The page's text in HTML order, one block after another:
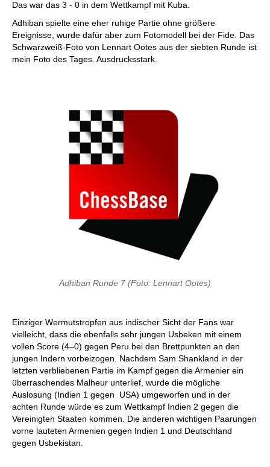
Das war das 3 - 0 in dem Wettkampf mit Kuba.
Adhiban spielte eine eher ruhige Partie ohne größere
Ereignisse, wurde dafür aber zum Fotomodell bei der Fide. Das
Schwarzweiß-Foto von Lennart Ootes aus der siebten Runde ist
mein Foto des Tages. Ausdrucksstark.
Adhiban Runde 7 (Foto: Lennart Ootes)
Einziger Wermutstropfen aus indischer Sicht der Fans war
vielleicht, dass die ebenfalls sehr jungen Usbeken mit einem
vollen Score (4–0) gegen Peru bei den Brettpunkten an den
jungen Indern vorbeizogen. Nachdem Sam Shankland in der
letzten verbliebenen Partie im Kampf gegen die Armenier ein
überraschendes Malheur unterlief, wurde die mögliche
Auslosung (Indien 1 gegen USA) umgeworfen und in der
achten Runde würde es zum Wettkampf Indien 2 gegen die
Vereinigten Staaten kommen. Die anderen wichtigen Paarungen
vorne lauteten Armenien gegen Indien 1 und Deutschland
gegen Usbekistan.